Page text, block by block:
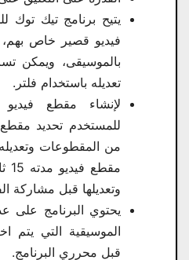
يتيح برنامج تيك توك
فيديو قصير خاص
بالموسيقى، ويمكن
تعديله باستخدام فلتر.
لإنشاء مقطع
للمستخدم تحديد
من المقطوعات
وتعديلها قبل مشاركة
يحتوي البرنامج على
الموسيقية التي يتم
قبل محرري البرنامج.